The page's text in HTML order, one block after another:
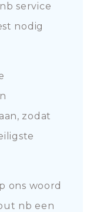
service
nodig
zodat
ons woord
nb een